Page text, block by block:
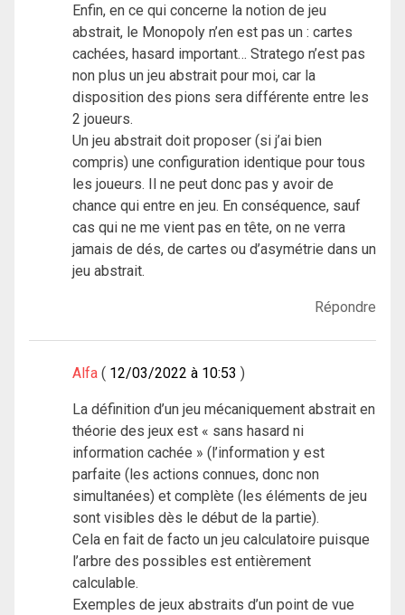
Enfin, en ce qui concerne la notion de jeu
abstrait, le Monopoly n’en est pas un : cartes
cachées, hasard important… Stratego n’est pas
non plus un jeu abstrait pour moi, car la
disposition des pions sera différente entre les
2 joueurs.
Un jeu abstrait doit proposer (si j’ai bien
compris) une configuration identique pour tous
les joueurs. Il ne peut donc pas y avoir de
chance qui entre en jeu. En conséquence, sauf
cas qui ne me vient pas en tête, on ne verra
jamais de dés, de cartes ou d’asymétrie dans un
jeu abstrait.
Répondre
Alfa 12/03/2022 à 10:53
La définition d’un jeu mécaniquement abstrait en
théorie des jeux est « sans hasard ni
information cachée » (l’information y est
parfaite (les actions connues, donc non
simultanées) et complète (les éléments de jeu
sont visibles dès le début de la partie).
Cela en fait de facto un jeu calculatoire puisque
l’arbre des possibles est entièrement
calculable.
Exemples de jeux abstraits d’un point de vue